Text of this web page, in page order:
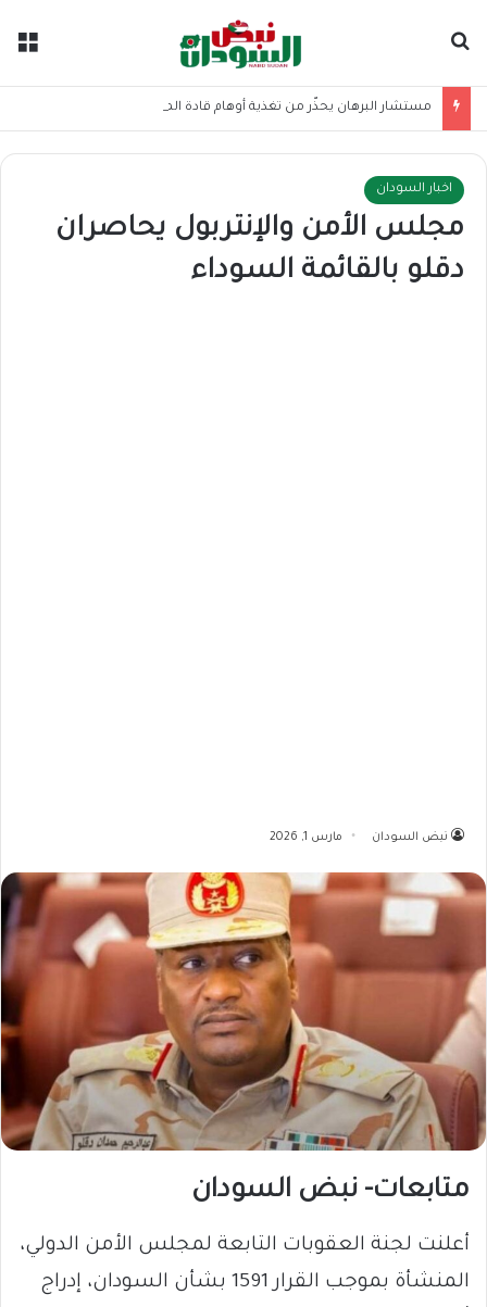
مستشار البرهان يحذّر من تغذية أوهام قادة الميليشيا
اخبار السودان
مجلس الأمن والإنتربول يحاصران
دقلو بالقائمة السوداء
نبض السودان مارس 1, 2026
متابعات- نبض السودان
​أعلنت لجنة العقوبات التابعة لمجلس الأمن الدولي،
المنشأة بموجب القرار 1591 بشأن السودان، إدراج